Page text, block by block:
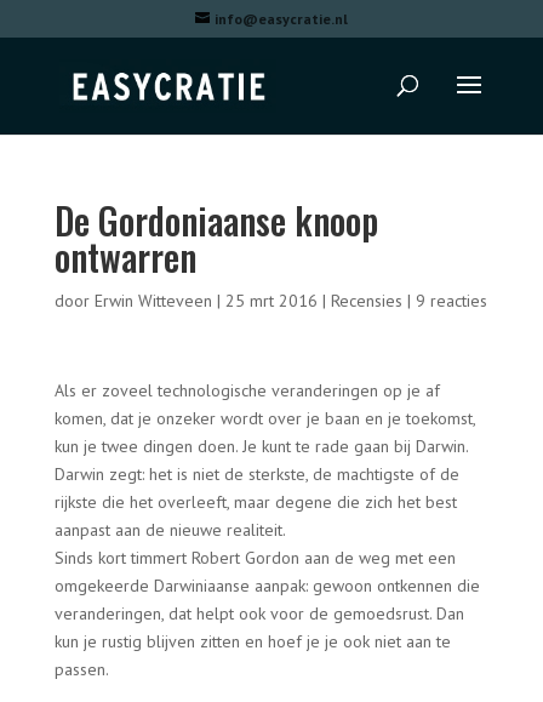
info@easycratie.nl
De Gordoniaanse knoop
ontwarren
door Erwin Witteveen | 25 mrt 2016 | Recensies | 9 reacties
Als er zoveel technologische veranderingen op je af
komen, dat je onzeker wordt over je baan en je toekomst,
kun je twee dingen doen. Je kunt te rade gaan bij Darwin.
Darwin zegt: het is niet de sterkste, de machtigste of de
rijkste die het overleeft, maar degene die zich het best
aanpast aan de nieuwe realiteit.
Sinds kort timmert Robert Gordon aan de weg met een
omgekeerde Darwiniaanse aanpak: gewoon ontkennen die
veranderingen, dat helpt ook voor de gemoedsrust. Dan
kun je rustig blijven zitten en hoef je je ook niet aan te
passen.